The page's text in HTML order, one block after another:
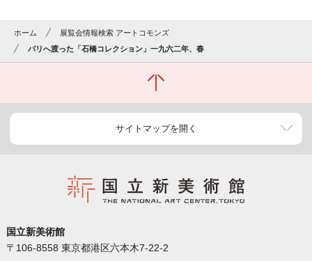
ホーム
展覧会情報検索 アートコモンズ
パリへ渡った「石橋コレクション」一九六二年、春
サイトマップを開く
国立新美術館
〒106-8558 東京都港区六本木7-22-2